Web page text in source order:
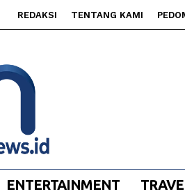
REDAKSI TENTANG KAMI
ENTERTAINMENT